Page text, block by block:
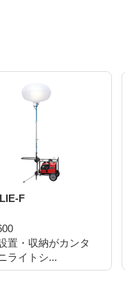
F
置・収納がカンタ
ライトシ...